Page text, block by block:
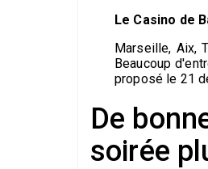
Le Casino de
Marseille, Aix,
Beaucoup
proposé le 21
De
soirée